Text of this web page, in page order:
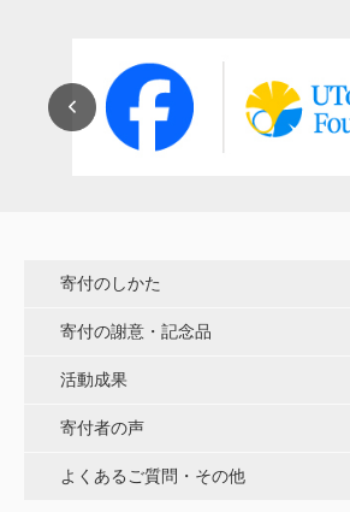
用いただけると幸いです。 <東京大
ー未来基金（東大VMC基金）>
白石流司、その始まりを赤門に。 <
ジェクト>
夢や目標を叶えるために本気で挑戦
寄付のしかた
寄付の謝意・記念品
活動成果
寄付者の声
よくあるご質問・その他